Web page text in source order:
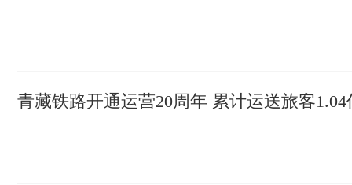
青藏铁路开通运营20周年 累计运送旅客1.04